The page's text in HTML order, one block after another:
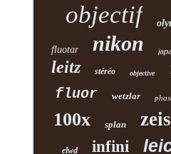
objectif
fluotar nikon
leitz stéréo objective
fluor wetzlar
100x splan
elwd infini